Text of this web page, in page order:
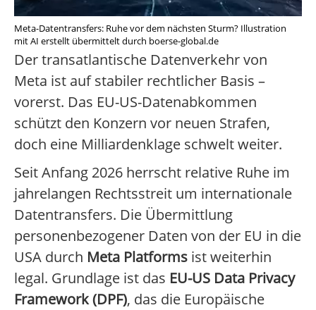
Meta-Datentransfers: Ruhe vor dem nächsten Sturm? Illustration
mit AI erstellt übermittelt durch boerse-global.de
Der transatlantische Datenverkehr von
Meta ist auf stabiler rechtlicher Basis –
vorerst. Das EU-US-Datenabkommen
schützt den Konzern vor neuen Strafen,
doch eine Milliardenklage schwelt weiter.
Seit Anfang 2026 herrscht relative Ruhe im
jahrelangen Rechtsstreit um internationale
Datentransfers. Die Übermittlung
personenbezogener Daten von der EU in die
USA durch Meta Platforms ist weiterhin
legal. Grundlage ist das EU-US Data Privacy
Framework (DPF), das die Europäische